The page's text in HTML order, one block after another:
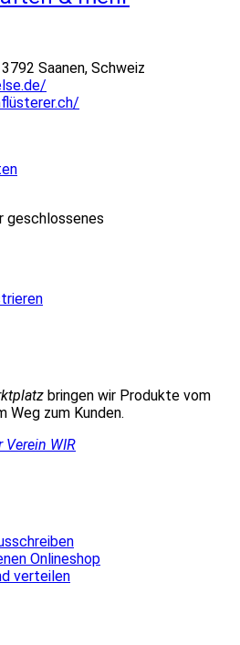
Saanen, Schweiz
geschlossenes
bringen wir Produkte vom
Weg zum Kunden.
Verein WIR
Onlineshop
verteilen